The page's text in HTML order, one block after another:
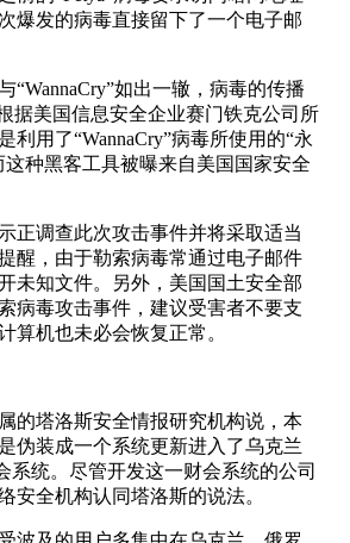
爆发的病毒直接留下了一个电子邮
如出一辙，病毒的传播
据美国信息安全企业赛门铁克公司所
利用了“WannaCry”病毒所使用的“永
种黑客工具被曝来自美国国家安全
调查此次攻击事件并将采取适当
醒，由于勒索病毒常通过电子邮件
未知文件。另外，美国国土安全部
病毒攻击事件，建议受害者不要支
算机也未必会恢复正常。
塔洛斯安全情报研究机构说，本
伪装成一个系统更新进入了乌克兰
系统。尽管开发这一财会系统的公司
安全机构认同塔洛斯的说法。